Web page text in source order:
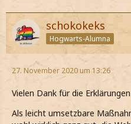
schokokeks
Hogwarts-Alumna
27. November 2020 um 13:26
Vielen Dank für die
Als leicht umsetzbare